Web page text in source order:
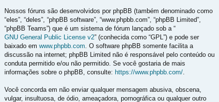
Nossos fóruns são desenvolvidos por phpBB (também denominado como
“eles”, “deles”, “phpBB software”, “www.phpbb.com”, “phpBB Limited”,
“phpBB Teams”) que é um sistema de fórum lançado sob a “
GNU General Public License v2” (conhecida como “GPL”) e pode ser
baixado em www.phpbb.com . O software phpBB somente facilita a
discussão na internet; phpBB Limited não é responsável pelo conteúdo ou
conduta permitido e/ou não permitido. Se você gostaria de mais
informações sobre o phpBB, consulte: https://www.phpbb.com/
Você concorda em não enviar qualquer mensagem abusiva, obscena,
vulgar, insultuosa, de ódio, ameaçadora, pornográfica ou qualquer outro